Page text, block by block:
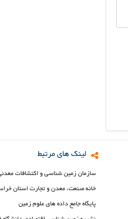
لینک های مرتبط
سازمان زمین شناسی و اکتشافات
خانه صنعت، معدن و تجارت استان
پایگاه جامع داده های علوم زمین